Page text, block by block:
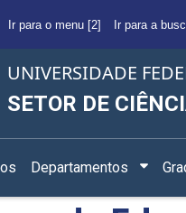
Ir para o menu [2] Ir para a
UNIVERSIDADE
SETOR DE
Departamentos